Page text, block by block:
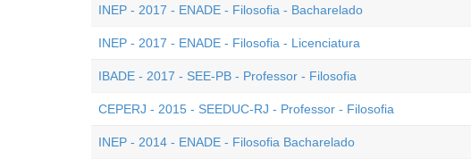
INEP - 2017 - ENADE - Filosofia - Bacharelado
INEP - 2017 - ENADE - Filosofia - Licenciatura
IBADE - 2017 - SEE-PB - Professor - Filosofia
CEPERJ - 2015 - SEEDUC-RJ - Professor - Filosofia
INEP - 2014 - ENADE - Filosofia Bacharelado